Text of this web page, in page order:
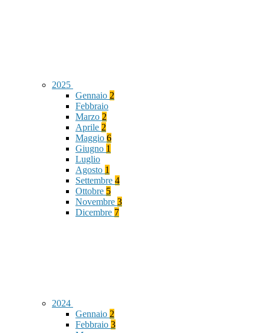
2025
Gennaio 2
Febbraio
Marzo 2
Aprile 2
Maggio 6
Giugno 1
Luglio
Agosto 1
Settembre 4
Ottobre 5
Novembre 3
Dicembre 7
2024
Gennaio 2
Febbraio 3